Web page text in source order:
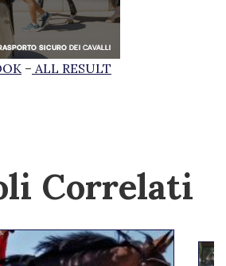
– ALL RESULT
Correlati